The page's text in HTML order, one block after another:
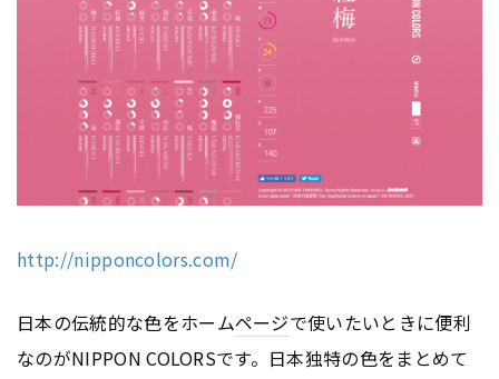
http://nipponcolors.com/
日本の伝統的な色をホームページで使いたいときに便利
なのがNIPPON COLORSです。日本独特の色をまとめて